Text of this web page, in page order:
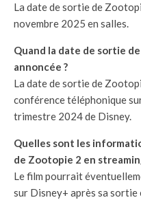
La date de sortie de
novembre 2025 en salles.
Quand la date de sortie
annoncée ?
La date de sortie de
conférence téléphonique
trimestre 2024 de Disney.
Quelles sont les
de Zootopie 2 en
Le film pourrait
sur Disney+ après sa sortie